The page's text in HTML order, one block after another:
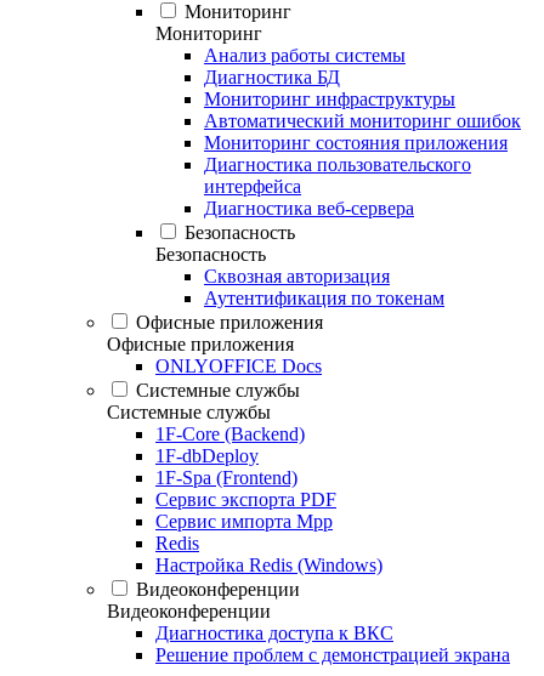
Мониторинг
Мониторинг
Анализ работы системы
Диагностика БД
Мониторинг инфраструктуры
Автоматический мониторинг ошибок
Мониторинг состояния приложения
Диагностика пользовательского
интерфейса
Диагностика веб-сервера
Безопасность
Безопасность
Сквозная авторизация
Аутентификация по токенам
Офисные приложения
Офисные приложения
ONLYOFFICE Docs
Системные службы
Системные службы
1F-Core (Backend)
1F-dbDeploy
1F-Spa (Frontend)
Сервис экспорта PDF
Сервис импорта Mpp
Redis
Настройка Redis (Windows)
Видеоконференции
Видеоконференции
Диагностика доступа к ВКС
Решение проблем с демонстрацией экрана